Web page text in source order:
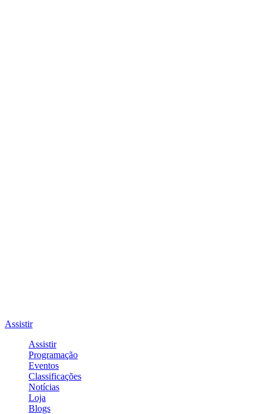
Assistir
Assistir
Programação
Eventos
Classificações
Notícias
Loja
Blogs